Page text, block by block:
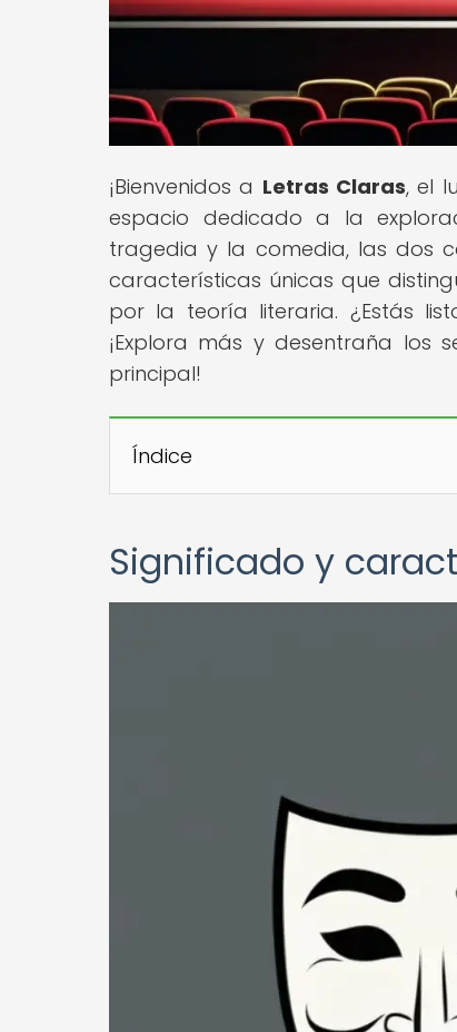
¡Bienvenidos a Letras Claras, el
espacio dedicado a la
tragedia y la comedia, las dos
características únicas que
por la teoría literaria. ¿Estás
¡Explora más y desentraña
principal!
Índice
Significado y